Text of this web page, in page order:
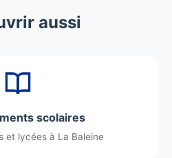
aussi
scolaires
et lycées à La Baleine